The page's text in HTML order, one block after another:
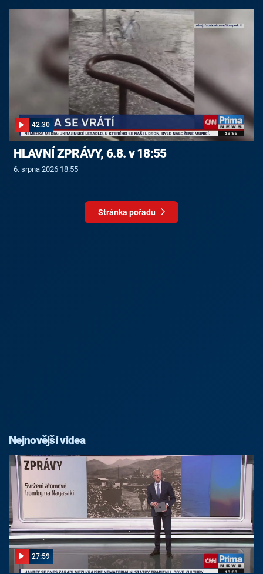
42:30
HLAVNÍ ZPRÁVY, 6.8. v 18:55
6. srpna 2026 18:55
Stránka pořadu
Nejnovější videa
27:59